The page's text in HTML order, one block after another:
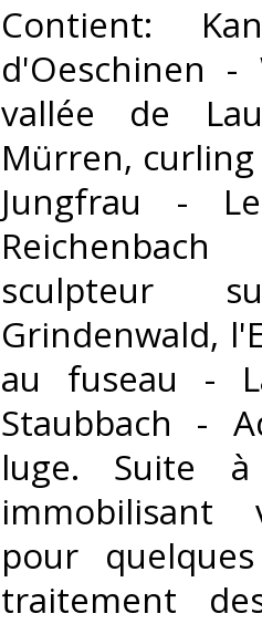
‎Contient:
d'Oeschinen
vallée de
Mürren,
Jungfrau -
sculpteur
Grindenwald,
au fuseau -
Staubbach -
luge. Suite
immobilisant
pour
traitement